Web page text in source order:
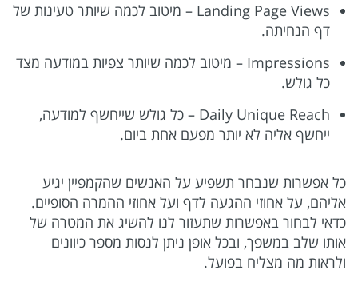
Landing Page Views – מיטוב לכמה שיותר טעינות של
דף הנחיתה.
Impressions – מיטוב לכמה שיותר צפיות במודעה מצד
כל גולש.
Daily Unique Reach – כל גולש שייחשף למודעה,
ייחשף אליה לא יותר מפעם אחת ביום.
כל אפשרות שנבחר תשפיע על האנשים שהקמפיין יגיע
אליהם, על אחוזי ההגעה לדף ועל אחוזי ההמרה הסופיים.
כדאי לבחור באפשרות שתעזור לנו להשיג את המטרה של
אותו שלב במשפך, ובכל אופן ניתן לנסות מספר כיוונים
ולראות מה מצליח בפועל.